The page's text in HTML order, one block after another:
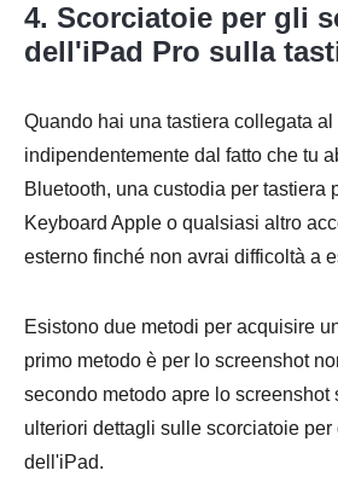
3.
4. Scorciatoie per gli
dell'iPad Pro sulla
Quando hai una tastiera collegata al
indipendentemente dal fatto che tu
Bluetooth, una custodia per tastiera
Keyboard Apple o qualsiasi altro
esterno finché non avrai difficoltà a
Esistono due metodi per acquisire
primo metodo è per lo screenshot
secondo metodo apre lo screenshot
ulteriori dettagli sulle scorciatoie per
dell'iPad.